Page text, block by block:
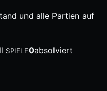
und alle Partien auf
SPIELE0absolviert